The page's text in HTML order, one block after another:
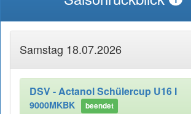
Samstag 18.07.2026
DSV - Actanol Schülercup U16 I
9000MKBK beendet